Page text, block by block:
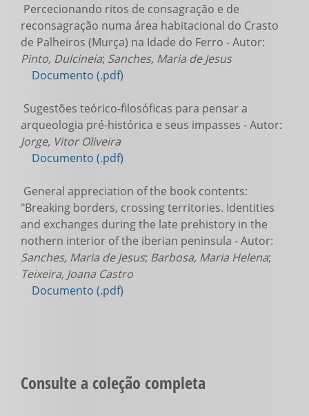
Percecionando ritos de consagração e de
reconsagração numa área habitacional do Crasto
de Palheiros (Murça) na Idade do Ferro - Autor:
Pinto, Dulcineia; Sanches, Maria de Jesus
Documento (.pdf)
Sugestões teórico-filosóficas para pensar a
arqueologia pré-histórica e seus impasses - Autor:
Jorge, Vitor Oliveira
Documento (.pdf)
General appreciation of the book contents:
"Breaking borders, crossing territories. Identities
and exchanges during the late prehistory in the
nothern interior of the iberian peninsula - Autor:
Sanches, Maria de Jesus; Barbosa, Maria Helena;
Teixeira, Joana Castro
Documento (.pdf)
Consulte a coleção completa